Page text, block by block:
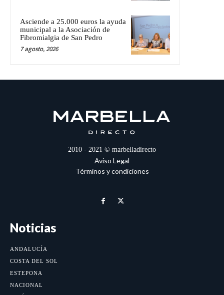
Asciende a 25.000 euros la ayuda
municipal a la Asociación de
Fibromialgia de San Pedro
7 agosto, 2026
2010 - 2021 © marbelladirecto
Aviso Legal
Términos y condiciones
Noticias
ANDALUCÍA
COSTA DEL SOL
ESTEPONA
NACIONAL